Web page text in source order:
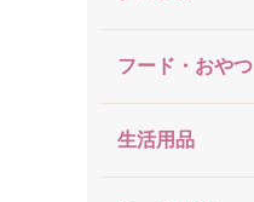
フード・おやつ
生活用品